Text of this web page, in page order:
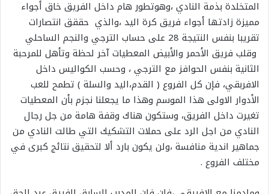
المتخلدة بذمة النادي ،وهوتطور هام داخل الفريق خاق أجواء
مميزة زادتها أجواء فريق كرة اليد ،والذي حققق انتصارات
تقريبا بنفس النتيجة 28 على حساب الترجي والنجم الساحلي
وقلب فريق الأحمر والأبيض المعطيات آخر لحظة وتأهل للمرحبة
الثانية بنفس الحوافز مع الترجي ، وحسب الكواليس داخل
الافربقي، فإن كل الفروع ( القدم،اليد والسلة ) تطمح للعب
الأدوار الاولى هذا الموسم وهذا ما يجعلنا نجزم بأن المعطيات
تغيرت داخل الفريق، وستكون هناك وقفة هامة من جل رجال
النادي من اجل الرد على حملات التشكيك التي طالت النادي من
جماهير اندية منافسة ،ولن يكون بارد ألا لتحقيق نتائج كبرى في
مختلف الفروع .